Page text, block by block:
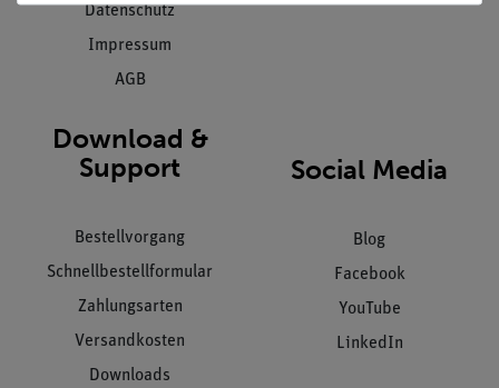
Datenschutz
Impressum
AGB
Download &
Support
Bestellvorgang
Schnellbestellformular
Zahlungsarten
Versandkosten
Downloads
Social Media
Blog
Facebook
YouTube
LinkedIn